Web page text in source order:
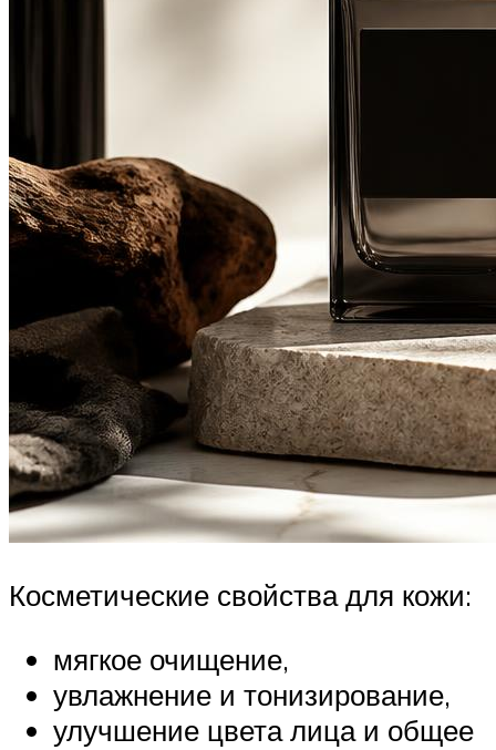
Косметические свойства для кожи:
мягкое очищение,
увлажнение и тонизирование,
улучшение цвета лица и общее